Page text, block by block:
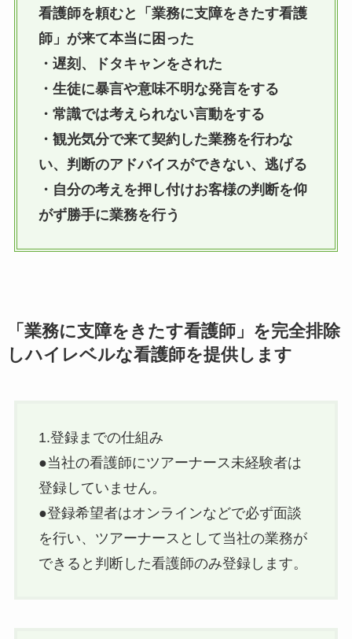
看護師を頼むと「業務に支障をきたす看護
師」が来て本当に困った
・遅刻、ドタキャンをされた
・生徒に暴言や意味不明な発言をする
・常識では考えられない言動をする
・観光気分で来て契約した業務を行わな
い、判断のアドバイスができない、逃げる
・自分の考えを押し付けお客様の判断を仰
がず勝手に業務を行う
「業務に支障をきたす看護師」を完全排除
しハイレベルな看護師を提供します
1.登録までの仕組み
●当社の看護師にツアーナース未経験者は
登録していません。
●登録希望者はオンラインなどで必ず面談
を行い、ツアーナースとして当社の業務が
できると判断した看護師のみ登録します。